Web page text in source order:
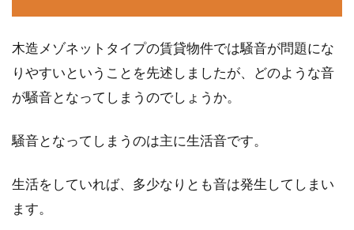
注意すべきポイントは？
増えてきていますが、こだわりを持って木造の
木造メゾネットタイプの賃貸物件では騒音が問題にな
りやすいということを先述しましたが、どのような音
が騒音となってしまうのでしょうか。
騒音となってしまうのは主に生活音です。
生活をしていれば、多少なりとも音は発生してしまい
ます。